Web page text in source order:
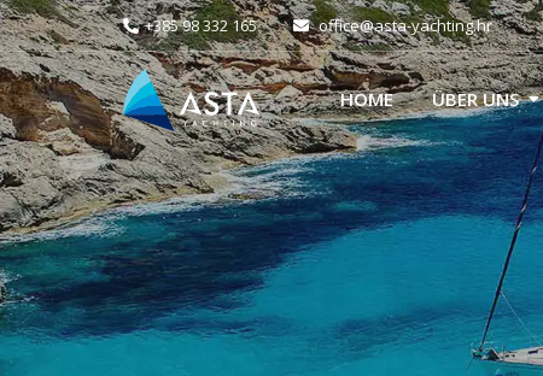
+385 98 332 165 office@asta-yachting.hr
HOME ÜBER UNS